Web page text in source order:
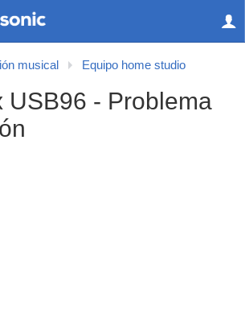
musical Equipo home studio
USB96 - Problema